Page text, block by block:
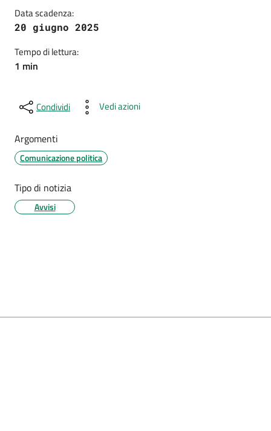
Data scadenza:
20 giugno 2025
Tempo di lettura:
1 min
Condividi Vedi azioni
Argomenti
Comunicazione politica
Tipo di notizia
Avvisi